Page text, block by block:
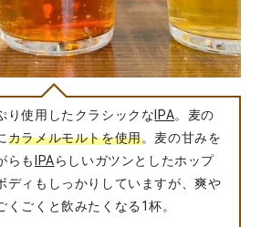
り使用したクラシックな IPA。麦の
カラメルモルトを使用。麦の甘みを
らも IPAらしいガツンとしたホップ
ディもしっかりしていますが、爽や
くごくと飲みたくなる1杯。